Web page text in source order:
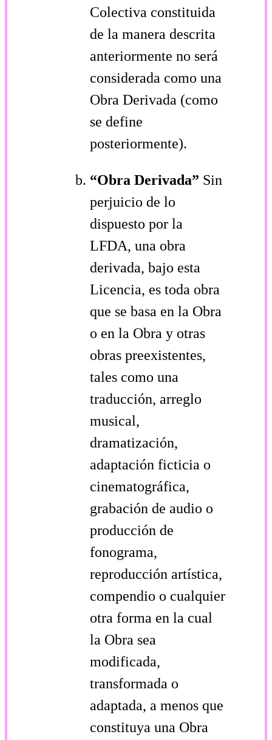
Colectiva constituida
de la manera descrita
anteriormente no será
considerada como una
Obra Derivada (como
se define
posteriormente).
“Obra Derivada” Sin
perjuicio de lo
dispuesto por la
LFDA, una obra
derivada, bajo esta
Licencia, es toda obra
que se basa en la Obra
o en la Obra y otras
obras pre­existentes,
tales como una
traducción, arreglo
musical,
dramatización,
adaptación ficticia o
cinematográfica,
grabación de audio o
producción de
fonograma,
reproducción artística,
compendio o cualquier
otra forma en la cual
la Obra sea
modificada,
transformada o
adaptada, a menos que
constituya una Obra